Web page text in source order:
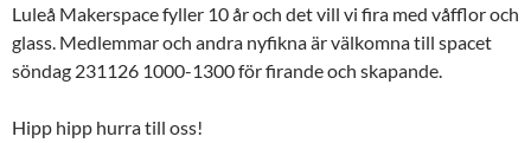
Luleå Makerspace fyller 10 år och det vill vi fira med våfflor och
glass. Medlemmar och andra nyfikna är välkomna till spacet
söndag 231126 1000-1300 för firande och skapande.
Hipp hipp hurra till oss!